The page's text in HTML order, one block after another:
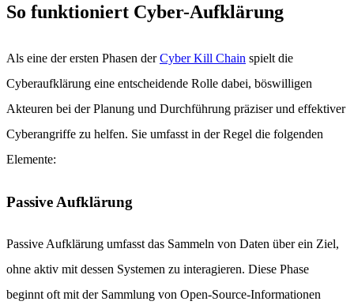
So funktioniert Cyber-Aufklärung
Als eine der ersten Phasen derCyber Kill Chain spielt die
Cyberaufklärung eine entscheidende Rolle dabei, böswilligen
Akteuren bei der Planung und Durchführung präziser und effektiver
Cyberangriffe zu helfen. Sie umfasst in der Regel die folgenden
Elemente:
Passive Aufklärung
Passive Aufklärung umfasst das Sammeln von Daten über ein Ziel,
ohne aktiv mit dessen Systemen zu interagieren. Diese Phase
beginnt oft mit der Sammlung von Open-Source-Informationen